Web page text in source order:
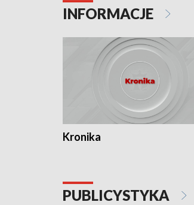
INFORMACJE
Kronika
PUBLICYSTYKA